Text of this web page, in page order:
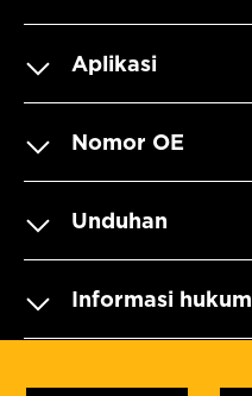
Aplikasi
Nomor OE
Unduhan
Informasi hukum